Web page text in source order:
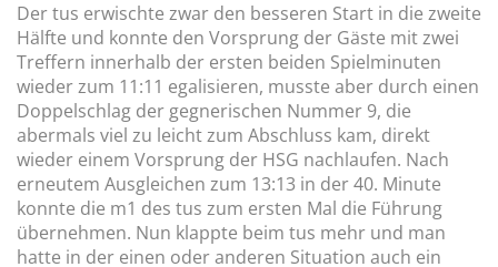
Der tus erwischte zwar den besseren Start in die zweite
Hälfte und konnte den Vorsprung der Gäste mit zwei
Treffern innerhalb der ersten beiden Spielminuten
wieder zum 11:11 egalisieren, musste aber durch einen
Doppelschlag der gegnerischen Nummer 9, die
abermals viel zu leicht zum Abschluss kam, direkt
wieder einem Vorsprung der HSG nachlaufen. Nach
erneutem Ausgleichen zum 13:13 in der 40. Minute
konnte die m1 des tus zum ersten Mal die Führung
übernehmen. Nun klappte beim tus mehr und man
hatte in der einen oder anderen Situation auch ein